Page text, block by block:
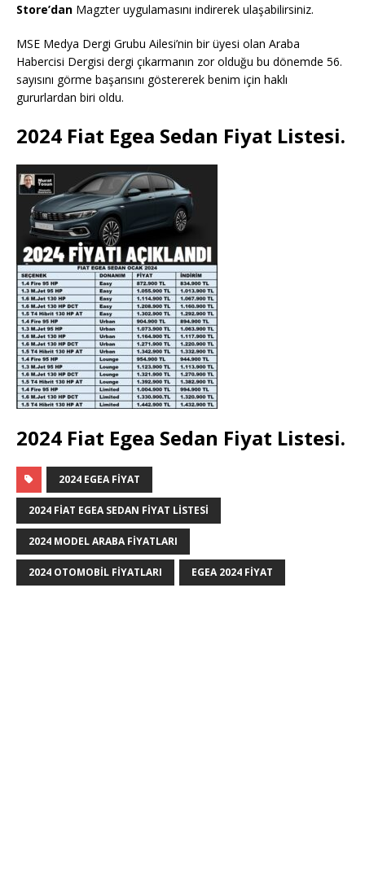
Store’dan Magzter uygulamasını indirerek ulaşabilirsiniz.
MSE Medya Dergi Grubu Ailesi’nin bir üyesi olan Araba
Habercisi Dergisi dergi çıkarmanın zor olduğu bu dönemde 56.
sayısını görme başarısını göstererek benim için haklı
gururlardan biri oldu.
2024 Fiat Egea Sedan Fiyat Listesi.
2024 Fiat Egea Sedan Fiyat Listesi.
2024 EGEA FIYAT
2024 FIAT EGEA SEDAN FIYAT LISTESI
2024 MODEL ARABA FIYATLARI
2024 OTOMOBIL FIYATLARI EGEA 2024 FIYAT